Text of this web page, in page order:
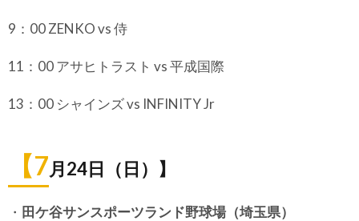
9：00 ZENKO vs 侍
11：00 アサヒトラスト vs 平成国際
13：00 シャインズ vs INFINITY Jr
【7月24日（日）】
・ 田ケ谷サンスポーツランド野球場（埼玉県）